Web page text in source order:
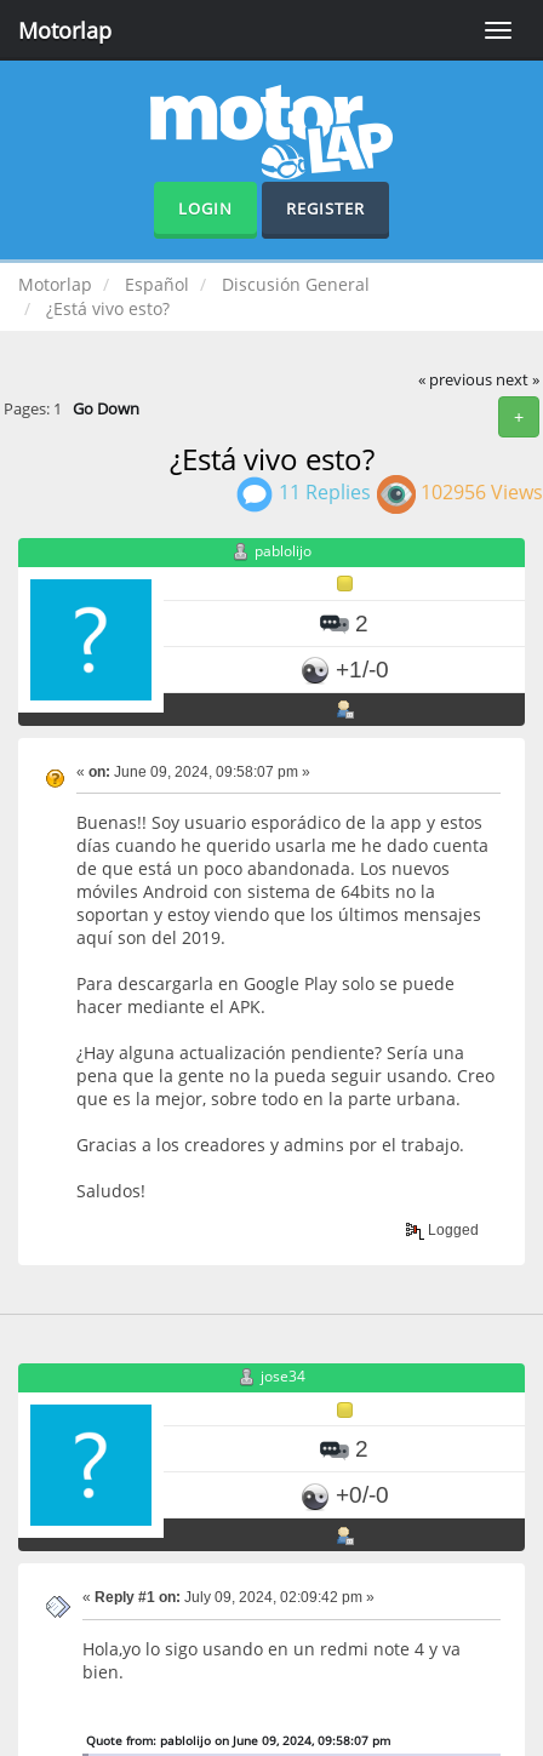
Toggle
Motorlap
LOGIN REGISTER
Motorlap Español
Discusión General
¿Está vivo esto?
« previous next »
+
Pages: 1 Go Down
¿Está vivo esto?
11 Replies 102956 Views
pablolijo
2
+1/-0
« on: June 09, 2024, 09:58:07 pm »
Buenas!! Soy usuario esporádico de la app y estos
días cuando he querido usarla me he dado cuenta
de que está un poco abandonada. Los nuevos
móviles Android con sistema de 64bits no la
soportan y estoy viendo que los últimos mensajes
aquí son del 2019.
Para descargarla en Google Play solo se puede
hacer mediante el APK.
¿Hay alguna actualización pendiente? Sería una
pena que la gente no la pueda seguir usando. Creo
que es la mejor, sobre todo en la parte urbana.
Gracias a los creadores y admins por el trabajo.
Saludos!
Logged
jose34
2
+0/-0
« Reply #1 on: July 09, 2024, 02:09:42 pm »
Hola,yo lo sigo usando en un redmi note 4 y va
bien.
Quote from: pablolijo on June 09, 2024, 09:58:07 pm